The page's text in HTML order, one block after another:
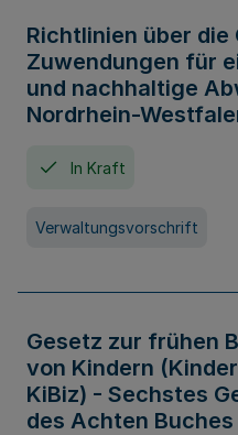
Richtlinien über die
Zuwendungen für
und nachhaltige
Nordrhein-
In Kraft
Verwaltungsvorschrift
Gesetz zur frühen
von Kindern
KiBiz) - Sechstes
des Achten